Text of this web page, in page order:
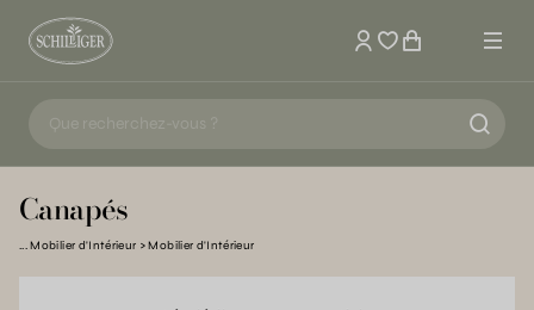
Mon compte
Canapés
Mobilier d'Intérieur Mobilier d'Intérieur